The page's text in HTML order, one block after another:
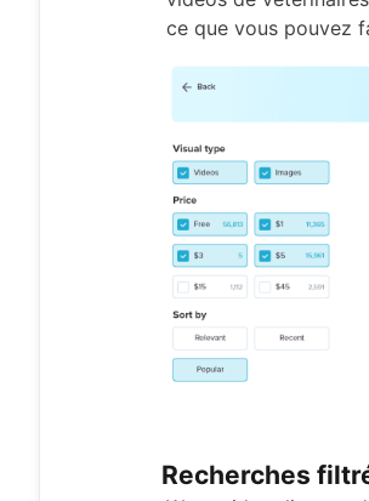
ce que vous pouvez
Recherches